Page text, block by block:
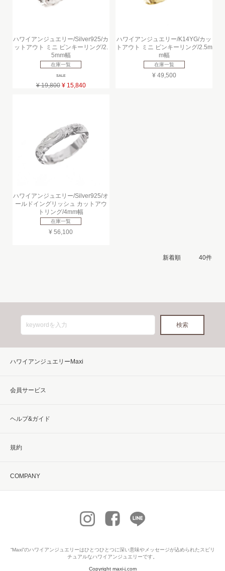
ハワイアンジュエリー/Silver925/カ
ットアウト ミニ ピンキーリング/2.
5mm幅
在庫一覧
SALE
¥ 19,800 ¥ 15,840
ハワイアンジュエリー/K14YG/カッ
トアウト ミニ ピンキーリング/2.5m
m幅
在庫一覧
¥ 49,500
ハワイアンジュエリー/Silver925/オ
ールドイングリッシュ カットアウ
トリング/4mm幅
在庫一覧
¥ 56,100
ハワイアンジュエリーMaxi
会員サービス
ヘルプ&ガイド
規約
COMPANY
“Maxi”のハワイアンジュエリーはひとつひとつに深い意味やメッセージが込められたスピリ
チュアルなハワイアンジュエリーです。
Copyright maxi-j.com